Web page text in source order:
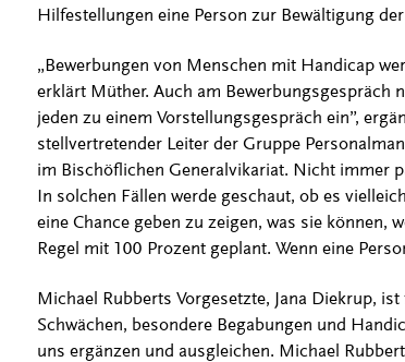
Hilfestellungen eine Person zur Bewältigung
„Bewerbungen von Menschen mit Handicap
erklärt Müther. Auch am Bewerbungsgespräch
jeden zu einem Vorstellungsgespräch ein”,
stellvertretender Leiter der Gruppe
im Bischöflichen Generalvikariat. Nicht immer
In solchen Fällen werde geschaut, ob es
eine Chance geben zu zeigen, was sie können,
Regel mit 100 Prozent geplant. Wenn eine
Michael Rubberts Vorgesetzte, Jana Diekrup,
Schwächen, besondere Begabungen und
uns ergänzen und ausgleichen. Michael